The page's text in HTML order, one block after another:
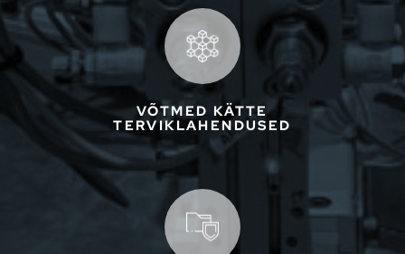
VÕTMED KÄTTE
TERVIKLAHENDUSED